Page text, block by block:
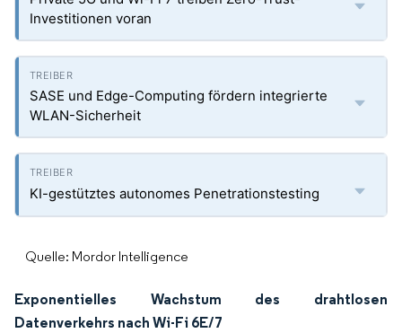
Investitionen voran
SASE und Edge-Computing fördern integrierte
WLAN-Sicherheit
KI-gestütztes autonomes Penetrationstesting
Quelle: Mordor Intelligence
Exponentielles Wachstum des drahtlosen
Datenverkehrs nach Wi-Fi 6E/7